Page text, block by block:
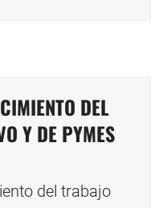
DEL
Y DE PYMES